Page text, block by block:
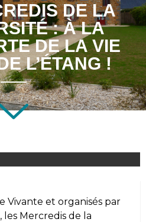
DE LA
: À LA
DE LA VIE
L’ÉTANG !
Vivante et organisés par
les Mercredis de la